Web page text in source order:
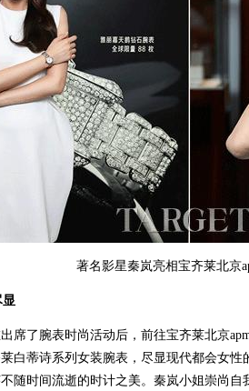
著名影星秦岚亮相宝齐莱北京
显
了腕表时尚活动后，前往宝齐莱北京
白蒂诗系列女装腕表，尽显现代都会女
随时间流逝的时计之美。秦岚小姐崇尚